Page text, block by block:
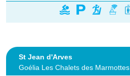
St Jean d'Arves
Goélia Les Chalets des Marmottes